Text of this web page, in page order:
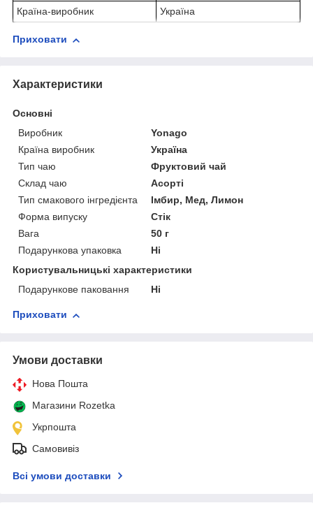
Країна-виробник Україна
Приховати
Характеристики
Основні
Виробник
Yonago
Країна виробник
Україна
Тип чаю
Фруктовий чай
Склад чаю
Асорті
Тип смакового інгредієнта
Імбир, Мед, Лимон
Форма випуску
Стік
Вага
50 г
Подарункова упаковка
Ні
Користувальницькі характеристики
Подарункове паковання
Ні
Приховати
Умови доставки
Нова Пошта
Магазини Rozetka
Укрпошта
Самовивіз
Всі умови доставки